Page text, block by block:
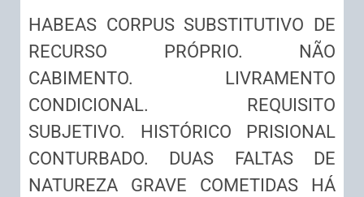
HABEAS CORPUS SUBSTITUTIVO DE
RECURSO PRÓPRIO. NÃO
CABIMENTO. LIVRAMENTO
CONDICIONAL. REQUISITO
SUBJETIVO. HISTÓRICO PRISIONAL
CONTURBADO. DUAS FALTAS DE
NATUREZA GRAVE COMETIDAS HÁ